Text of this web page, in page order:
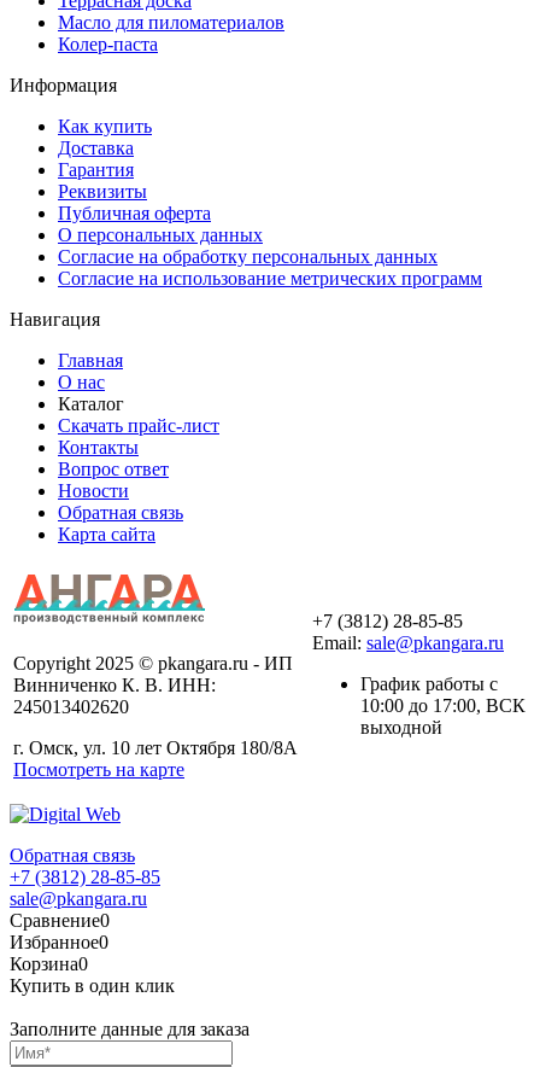
Масло для пиломатериалов
Колер-паста
Информация
Как купить
Доставка
Гарантия
Реквизиты
Публичная оферта
О персональных данных
Согласие на обработку персональных данных
Согласие на использование метрических программ
Навигация
Главная
О нас
Каталог
Скачать прайс-лист
Контакты
Вопрос ответ
Новости
Обратная связь
Карта сайта
Copyright 2025 © pkangara.ru - ИП
Винниченко К. В. ИНН:
245013402620
г. Омск, ул. 10 лет Октября 180/8А
Посмотреть на карте
+7 (3812) 28-85-85
Email: sale@pkangara.ru
График работы с
10:00 до 17:00, ВСК
выходной
Обратная связь
+7 (3812) 28-85-85
sale@pkangara.ru
Сравнение0
Избранное0
Корзина0
Купить в один клик
Заполните данные для заказа